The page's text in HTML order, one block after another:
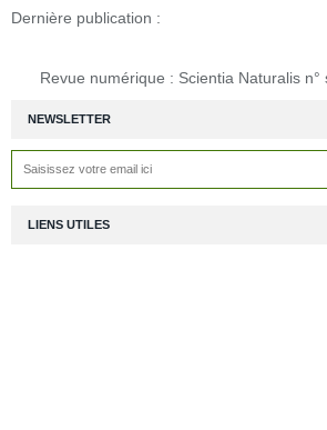
NEWSLETTER
Dernière publication :
Revue numérique : Scientia Naturalis n°
LIENS UTILES